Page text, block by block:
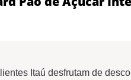
Itaú desfrutam de